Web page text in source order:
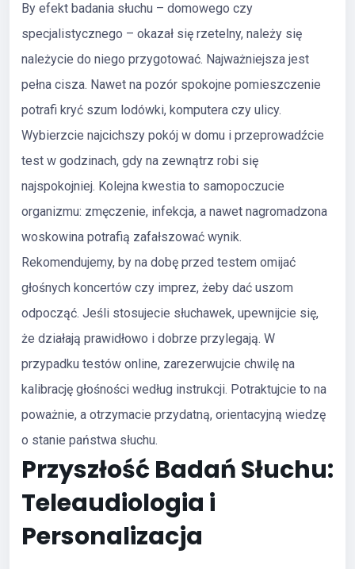
By efekt badania słuchu – domowego czy
specjalistycznego – okazał się rzetelny, należy się
należycie do niego przygotować. Najważniejsza jest
pełna cisza. Nawet na pozór spokojne pomieszczenie
potrafi kryć szum lodówki, komputera czy ulicy.
Wybierzcie najcichszy pokój w domu i przeprowadźcie
test w godzinach, gdy na zewnątrz robi się
najspokojniej. Kolejna kwestia to samopoczucie
organizmu: zmęczenie, infekcja, a nawet nagromadzona
woskowina potrafią zafałszować wynik.
Rekomendujemy, by na dobę przed testem omijać
głośnych koncertów czy imprez, żeby dać uszom
odpocząć. Jeśli stosujecie słuchawek, upewnijcie się,
że działają prawidłowo i dobrze przylegają. W
przypadku testów online, zarezerwujcie chwilę na
kalibrację głośności według instrukcji. Potraktujcie to na
poważnie, a otrzymacie przydatną, orientacyjną wiedzę
o stanie państwa słuchu.
Przyszłość Badań Słuchu:
Teleaudiologia i
Personalizacja